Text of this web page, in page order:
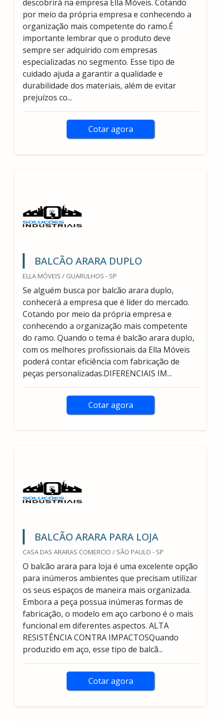
descobrirá na empresa Ella Móveis. Cotando
por meio da própria empresa e conhecendo a
organização mais competente do ramo.É
importante lembrar que o produto deve
sempre ser adquirido com empresas
especializadas no segmento. Esse tipo de
cuidado ajuda a garantir a qualidade e
durabilidade dos materiais, além de evitar
prejuízos co...
Cotar agora
BALCÃO ARARA DUPLO
ELLA MÓVEIS / GUARULHOS - SP
Se alguém busca por balcão arara duplo,
conhecerá a empresa que é líder do mercado.
Cotando por meio da própria empresa e
conhecendo a organização mais competente
do ramo. Quando o tema é balcão arara duplo,
com os melhores profissionais da Ella Móveis
poderá contar eficiência com fabricação de
peças personalizadas.DIFERENCIAIS IM...
Cotar agora
BALCÃO ARARA PARA LOJA
CASA DAS ARARAS COMERCIO / SÃO PAULO - SP
O balcão arara para loja é uma excelente opção
para inúmeros ambientes que precisam utilizar
os seus espaços de maneira mais organizada.
Embora a peça possua inúmeras formas de
fabricação, o modelo em aço carbono é o mais
funcional em diferentes aspectos. ALTA
RESISTÊNCIA CONTRA IMPACTOSQuando
produzido em aço, esse tipo de balcã...
Cotar agora